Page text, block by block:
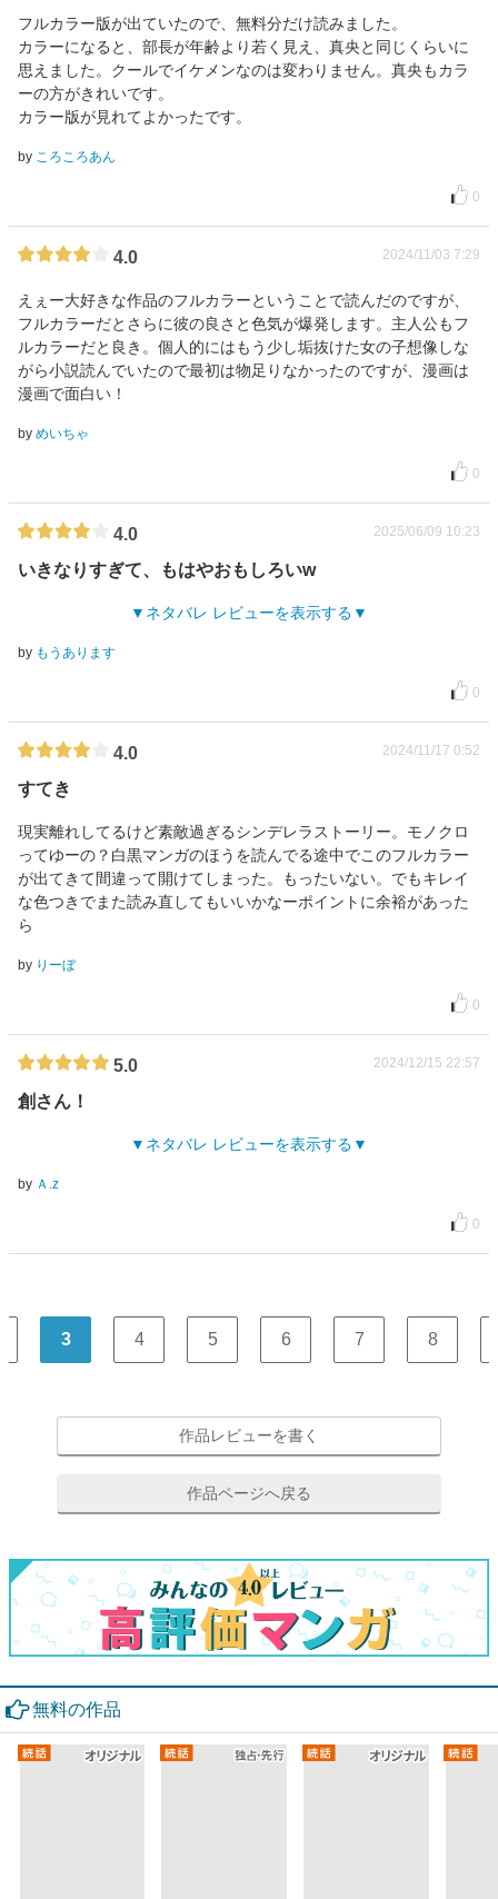
フルカラー版が出ていたので、無料分だけ読みました。
カラーになると、部長が年齢より若く見え、真央と同じくらいに
思えました。クールでイケメンなのは変わりません。真央もカラ
ーの方がきれいです。
カラー版が見れてよかったです。
by ころころあん
0
4.0 2024/11/03 7:29
えぇー大好きな作品のフルカラーということで読んだのですが、
フルカラーだとさらに彼の良さと色気が爆発します。主人公もフ
ルカラーだと良き。個人的にはもう少し垢抜けた女の子想像しな
がら小説読んでいたので最初は物足りなかったのですが、漫画は
漫画で面白い！
by めいちゃ
0
4.0 2025/06/09 10:23
いきなりすぎて、もはやおもしろいw
ネタバレ レビューを表示する
by もうあります
0
4.0 2024/11/17 0:52
すてき
現実離れしてるけど素敵過ぎるシンデレラストーリー。モノクロ
ってゆーの？白黒マンガのほうを読んでる途中でこのフルカラー
が出てきて間違って開けてしまった。もったいない。でもキレイ
な色つきでまた読み直してもいいかなーポイントに余裕があった
ら
by りーぼ
0
5.0 2024/12/15 22:57
創さん！
ネタバレ レビューを表示する
by Ａ.z
0
3 4 5 6 7 8
作品レビューを書く
作品ページへ戻る
無料の作品